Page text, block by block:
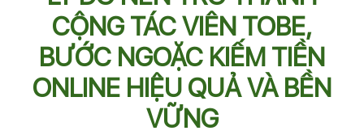
CỘNG TÁC VIÊN TOBE,
BƯỚC NGOẶC KIẾM TIỀN
ONLINE HIỆU QUẢ VÀ BỀN
VỮNG